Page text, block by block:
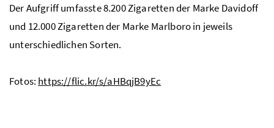
Der Aufgriff umfasste 8.200 Zigaretten der Marke Davidoff
und 12.000 Zigaretten der Marke Marlboro in jeweils
unterschiedlichen Sorten.
Fotos: https://flic.kr/s/aHBqjB9yEc